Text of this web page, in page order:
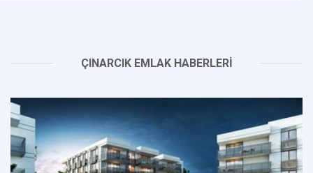
ÇINARCIK EMLAK HABERLERİ